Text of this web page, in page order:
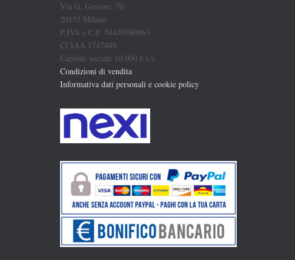
Via G. Govone, 70
20155 Milano
P.IVA e C.F. 04430980963
CCIAA 1747448
Capitale sociale 10.000 € i.v.
Condizioni di vendita
Informativa dati personali e cookie policy